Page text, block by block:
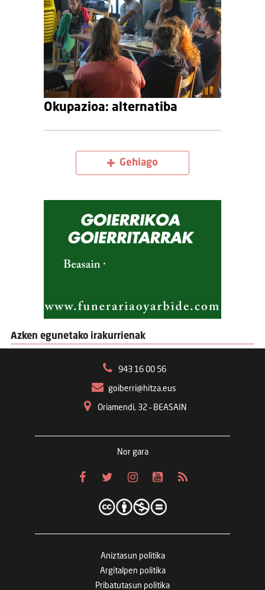
Okupazioa: alternatiba
Gehiago
Azken egunetako irakurrienak
943 16 00 56
goiberri@hitza.eus
Oriamendi, 32 – BEASAIN
Nor gara
Aniztasun politika
Argitalpen politika
Pribatutasun politika